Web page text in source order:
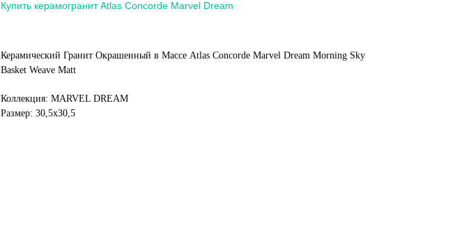
Купить керамогранит Atlas Concorde Marvel Dream
Керамический Гранит Окрашенный в Массе Atlas Concorde Marvel Dream Morning Sky
Basket Weave Matt
Коллекция: MARVEL DREAM
Размер: 30,5x30,5